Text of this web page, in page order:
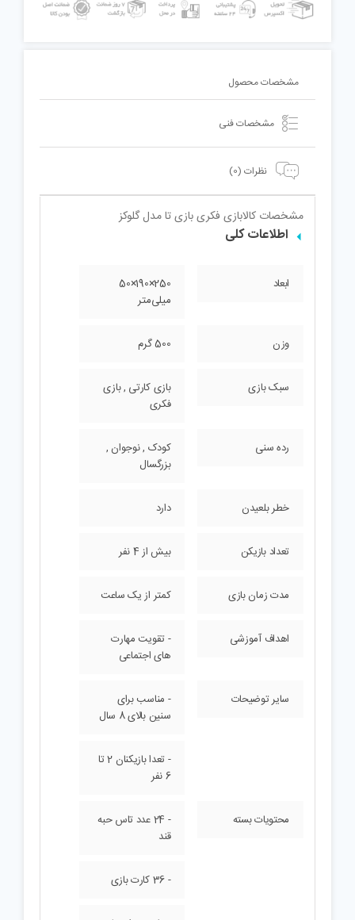
مشخصات محصول
مشخصات فنی
نظرات (0)
مشخصات کالابازی فکری بازی تا مدل گلوکز
اطلاعات کلی
ابعاد
250×190×50
میلی‌متر
وزن 500 گرم
سبک بازی
بازی کارتی , بازی
فکری
رده سنی
کودک , نوجوان ,
بزرگسال
خطر بلعیدن دارد
تعداد بازیکن بیش از 4 نفر
مدت زمان بازی کمتر از یک ساعت
اهداف آموزشی
- تقویت مهارت
های اجتماعی
سایر توضیحات
- مناسب برای
سنین بالای 8 سال
- تعدا بازیکنان 2 تا
6 نفر
محتویات بسته
- 24 عدد تاس حبه
قند
- 36 کارت بازی